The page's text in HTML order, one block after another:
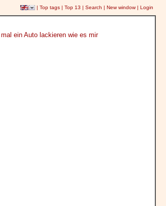
| Top tags | Top 13 | Search | New window| Login
ein Auto lackieren wie es mir